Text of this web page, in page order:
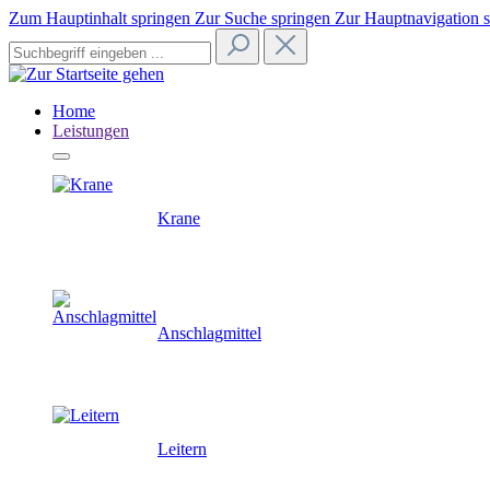
Zum Hauptinhalt springen Zur Suche springen Zur Hauptnavigation
Home
Leistungen
Krane
Anschlagmittel
Leitern